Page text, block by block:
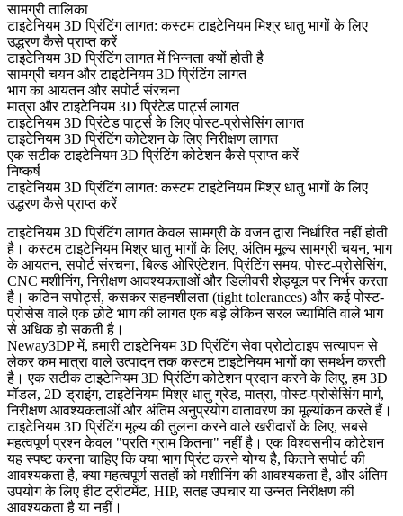
सामग्री तालिका
टाइटेनियम 3D प्रिंटिंग लागत: कस्टम टाइटेनियम मिश्र धातु भागों के लिए
उद्धरण कैसे प्राप्त करें
टाइटेनियम 3D प्रिंटिंग लागत में भिन्नता क्यों होती है
सामग्री चयन और टाइटेनियम 3D प्रिंटिंग लागत
भाग का आयतन और सपोर्ट संरचना
मात्रा और टाइटेनियम 3D प्रिंटेड पार्ट्स लागत
टाइटेनियम 3D प्रिंटेड पार्ट्स के लिए पोस्ट-प्रोसेसिंग लागत
टाइटेनियम 3D प्रिंटिंग कोटेशन के लिए निरीक्षण लागत
एक सटीक टाइटेनियम 3D प्रिंटिंग कोटेशन कैसे प्राप्त करें
निष्कर्ष
टाइटेनियम 3D प्रिंटिंग लागत: कस्टम टाइटेनियम मिश्र धातु भागों के लिए
उद्धरण कैसे प्राप्त करें
टाइटेनियम 3D प्रिंटिंग लागत केवल सामग्री के वजन द्वारा निर्धारित नहीं होती
है। कस्टम टाइटेनियम मिश्र धातु भागों के लिए, अंतिम मूल्य सामग्री चयन, भाग
के आयतन, सपोर्ट संरचना, बिल्ड ओरिएंटेशन, प्रिंटिंग समय, पोस्ट-प्रोसेसिंग,
CNC मशीनिंग, निरीक्षण आवश्यकताओं और डिलीवरी शेड्यूल पर निर्भर करता
है। कठिन सपोर्ट्स, कसकर सहनशीलता (tight tolerances) और कई पोस्ट-
प्रोसेस वाले एक छोटे भाग की लागत एक बड़े लेकिन सरल ज्यामिति वाले भाग
से अधिक हो सकती है।
Neway3DP में, हमारीटाइटेनियम 3D प्रिंटिंग सेवाप्रोटोटाइप सत्यापन से
लेकर कम मात्रा वाले उत्पादन तक कस्टम टाइटेनियम भागों का समर्थन करती
है। एक सटीक टाइटेनियम 3D प्रिंटिंग कोटेशन प्रदान करने के लिए, हम 3D
मॉडल, 2D ड्राइंग, टाइटेनियम मिश्र धातु ग्रेड, मात्रा, पोस्ट-प्रोसेसिंग मार्ग,
निरीक्षण आवश्यकताओं और अंतिम अनुप्रयोग वातावरण का मूल्यांकन करते हैं।
टाइटेनियम 3D प्रिंटिंग मूल्य की तुलना करने वाले खरीदारों के लिए, सबसे
महत्वपूर्ण प्रश्न केवल "प्रति ग्राम कितना" नहीं है। एक विश्वसनीय कोटेशन
यह स्पष्ट करना चाहिए कि क्या भाग प्रिंट करने योग्य है, कितने सपोर्ट की
आवश्यकता है, क्या महत्वपूर्ण सतहों को मशीनिंग की आवश्यकता है, और अंतिम
उपयोग के लिए हीट ट्रीटमेंट, HIP, सतह उपचार या उन्नत निरीक्षण की
आवश्यकता है या नहीं।